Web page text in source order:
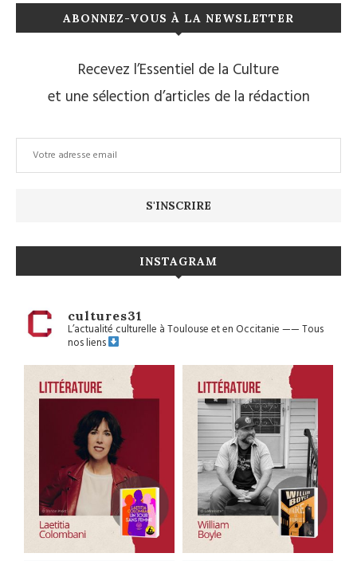
ABONNEZ-VOUS À LA NEWSLETTER
Recevez l’Essentiel de la Culture
et une sélection d’articles de la rédaction
INSTAGRAM
cultures31
L’actualité culturelle à Toulouse et en Occitanie——Tous
nos liens